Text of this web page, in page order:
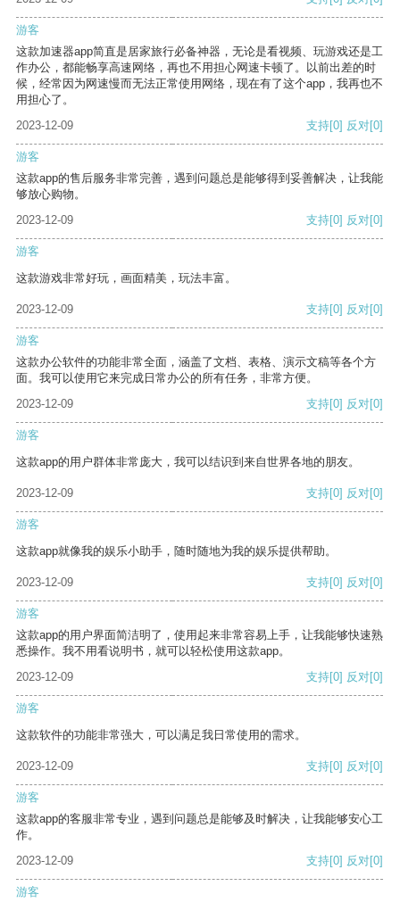
游客
这款加速器app简直是居家旅行必备神器，无论是看视频、玩游戏还是工
作办公，都能畅享高速网络，再也不用担心网速卡顿了。以前出差的时
候，经常因为网速慢而无法正常使用网络，现在有了这个app，我再也不
用担心了。
2023-12-09
支持[0] 反对[0]
游客
这款app的售后服务非常完善，遇到问题总是能够得到妥善解决，让我能
够放心购物。
2023-12-09
支持[0] 反对[0]
游客
这款游戏非常好玩，画面精美，玩法丰富。
2023-12-09 支持[0] 反对[0]
游客
这款办公软件的功能非常全面，涵盖了文档、表格、演示文稿等各个方
面。我可以使用它来完成日常办公的所有任务，非常方便。
2023-12-09
支持[0] 反对[0]
游客
这款app的用户群体非常庞大，我可以结识到来自世界各地的朋友。
2023-12-09 支持[0] 反对[0]
游客
这款app就像我的娱乐小助手，随时随地为我的娱乐提供帮助。
2023-12-09 支持[0] 反对[0]
游客
这款app的用户界面简洁明了，使用起来非常容易上手，让我能够快速熟
悉操作。我不用看说明书，就可以轻松使用这款app。
2023-12-09
支持[0] 反对[0]
游客
这款软件的功能非常强大，可以满足我日常使用的需求。
2023-12-09 支持[0] 反对[0]
游客
这款app的客服非常专业，遇到问题总是能够及时解决，让我能够安心工
作。
2023-12-09
支持[0] 反对[0]
游客